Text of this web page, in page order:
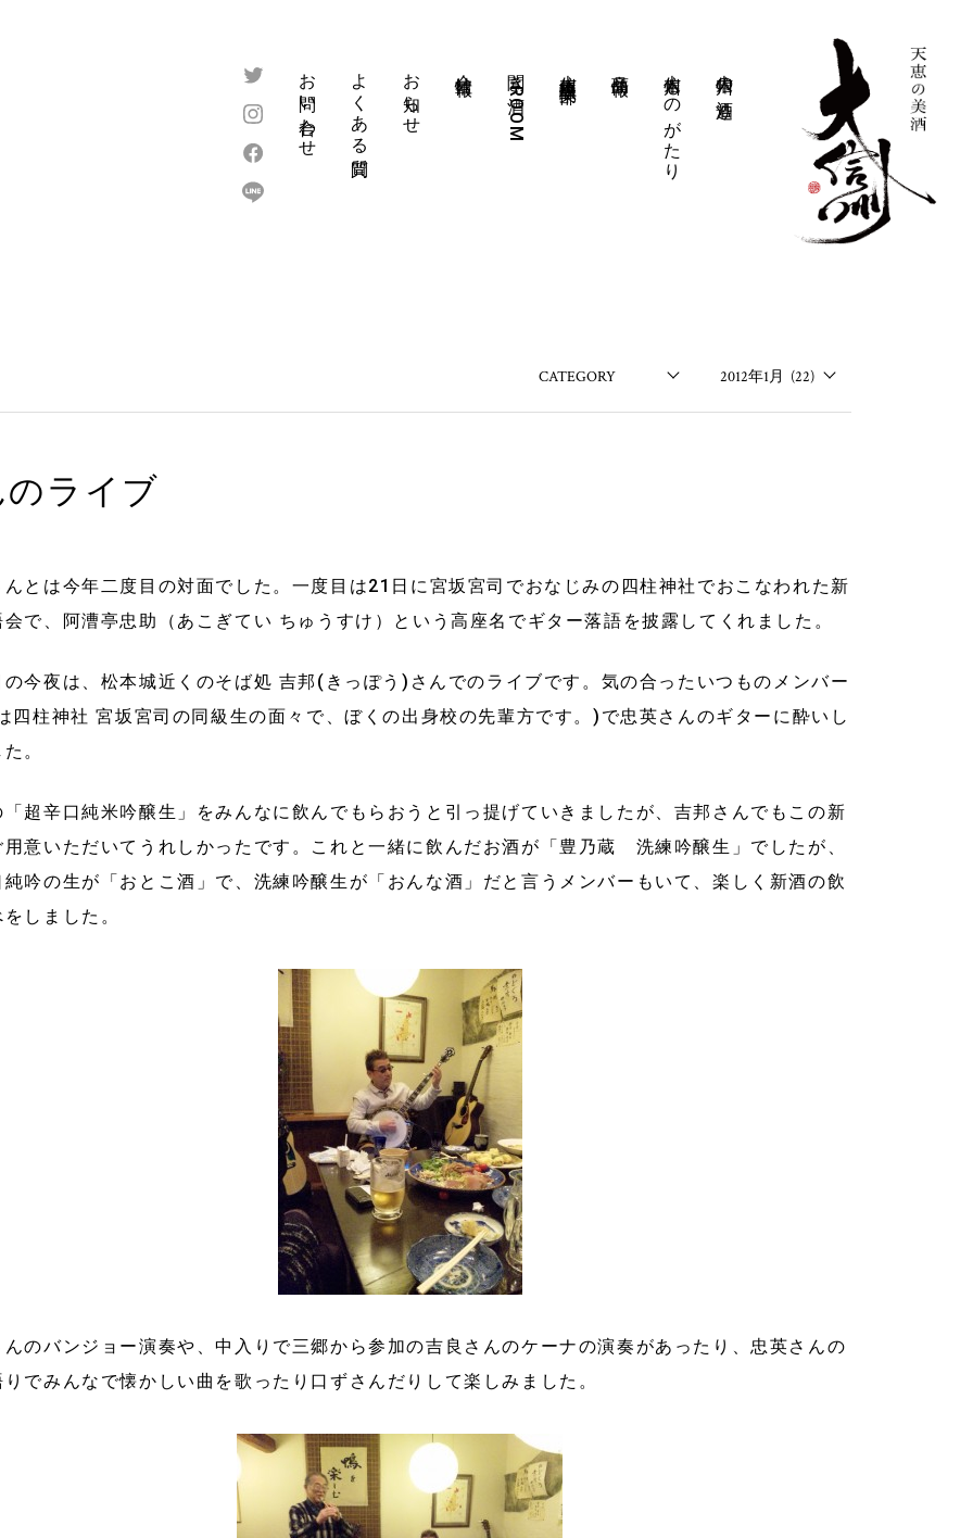
大信州の酒造り
大信州ものがたり
聞き酒ROOM
お知らせ
よくある質問
お問い合わせ
ライブ
んとは今年二度目の対面でした。一度目は21日に宮坂宮司でおなじみの四柱神社でおこなわれた新
会で、阿漕亭忠助（あこぎてい ちゅうすけ）という高座名でギター落語を披露してくれました。
の今夜は、松本城近くのそば処 吉邦(きっぽう)さんでのライブです。気の合ったいつものメンバー
四柱神社 宮坂宮司の同級生の面々で、ぼくの出身校の先輩方です。)で忠英さんのギターに酔いし
。
「超辛口純米吟醸生」をみんなに飲んでもらおうと引っ提げていきましたが、吉邦さんでもこの新
用意いただいてうれしかったです。これと一緒に飲んだお酒が「豊乃蔵 洗練吟醸生」でしたが、
純吟の生が「おとこ酒」で、洗練吟醸生が「おんな酒」だと言うメンバーもいて、楽しく新酒の飲
しました。
んのバンジョー演奏や、中入りで三郷から参加の吉良さんのケーナの演奏があったり、忠英さんの
でみんなで懐かしい曲を歌ったり口ずさんだりして楽しみました。